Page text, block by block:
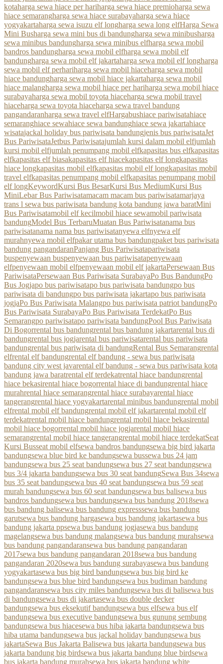
kotaharga sewa hiace per hariharga sewa hiace premioharga sewa
hiace semarangharga sewa hiace surabayaharga sewa hiace
yogyakartaharga sewa isuzu elf longharga sewa long elfHarga Sewa
Mini Busharga sewa mini bus di bandungharga sewa minibusharga
sewa minibus bandungharga sewa minibus elfharga sewa mobil
bandros bandungharga sewa mobil elfharga sewa mobil elf
bandungharga sewa mobil elf jakartaharga sewa mobil elf longharga
sewa mobil elf perhariharga sewa mobil hiaceharga sewa mobil
hiace bandungharga sewa mobil hiace jakartaharga sewa mobil
hiace malangharga sewa mobil hiace per hariharga sewa mobil hiace
surabayaharga sewa mobil toyota hiaceharga sewa mobil travel
hiaceharga sewa toyota hiaceharga sewa travel bandung
pangandaranharga sewa travel elfHargabushiace pariwisatahiace
semaranghiace sewahiace sewa bandunghiace sewa jakartahiace
wisatajackal holiday bus pariwisata bandungjenis bus pariwisataJet
Bus PariwisataJetbus Pariwisatajumlah kursi dalam mobil elfjumlah
kursi mobil elfjumlah penumpang mobil elfkapasitas bus elfkapasitas
elfkapasitas elf biasakapasitas elf hiacekapasitas elf longkapasitas
hiace longkapasitas mobil elfkapasitas mobil elf longkapasitas mobil
travel elfkapasitas penumpang mobil elfkapasitas penumpang mobil
elf longKeywordKursi Bus BesarKursi Bus MediumKursi Bus
MiniLebar Bus Pariwisatamacam macam bus pariwisatamarjaya
trans l sewa bus pariwisata bandung kota bandung jawa baratMini
Bus Pariwisatamobil elf kecilmobil hiace sewamobil pariwisata
bandungModel Bus TerbaruMuatan Bus Pariwisatanama bus
pariwisatanama nama bus pariwisatanyewa elfnyewa elf
murahnyewa mobil elfpakar utama bus bandungpaket bus pariwisata
bandung pangandaranPanjang Bus Pariwisatapariwisata
buspenyewaan buspenyewaan bus pariwisatapenyewaan
elfpenyewaan mobil elfpenyewaan mobil elf jakartaPersewaan Bus
PariwisataPersewaan Bus Pariwisata SurabayaPo Bus BandungPo
Bus Jogjapo bus pariwisatapo bus pariwisata bandungpo bus
pariwisata di bandungpo bus pariwisata jakartapo bus pariwisata
jogjaPo Bus Pariwisata Malangpo bus pariwisata patriot bandungPo
Bus Pariwisata SurabayaPo Bus Pariwisata TerdekatPo Bus
Semarangpo pariwisatapo pariwisata bandungPool Bus Pariwisata
Di Bogorrental bus bandungrental bus bandung jakartarental bus di
bandungrental bus jogjarental bus pariwisatarental bus pariwisata
bandungrental bus pariwisata di bandungRental Bus Semarangrental
elfrental elf bandungrental elf bandung - sewa bus pariwisata
bandung city west javarental elf bandung - sewa bus pariwisata kota
bandung jawa baratrental elf terdekatrental hiace bandungrental
hiace bekasirental hiace bogorrental hiace di bandungrental hiace
murahrental hiace semarangrental hiace surabayarental hiace
tangerangrental hiace yogyakartarental minibus bandungrental mobil
elfrental mobil elf bandungrental mobil elf jakartarental mobil elf
terdekatrental mobil hiace bandungrental mobil hiace bekasirental
mobil hiace bogorrental mobil hiace jogjarental mobil hiace
semarangrental mobil hiace tangerangrental mobil hiace terdekatSeat
Kursi Busseat mobil elfsewa bandros bandungsewa big bird jakarta
bandungsewa blue bird ke bandungsewa bussewa bus 24 jam
bandungsewa bus 25 seat bandungsewa bus 27 seat bandungsewa
bus 3/4 jakarta bandungsewa bus 30 seat bandungSewa Bus 34sewa
bus 35 seat bandungsewa bus 40 seat bandungsewa bus 59 seat
murah bandungsewa bus 60 seat bandungsewa bus balisewa bus
bandros bandungsewa bus bandungsewa bus bandung 2018sewa
bus bandung balisewa bus bandung expresssewa bus bandung
garutsewa bus bandung hargasewa bus bandung jakartasewa bus
bandung jakarta ppsewa bus bandung jogjasewa bus bandung
magelangsewa bus bandung malangsewa bus bandung murahsewa
bus bandung pangandaransewa bus bandung pangandaran
2017sewa bus bandung pangandaran 2018sewa bus bandung
pangandaran 2020sewa bus bandung surabayasewa bus bandung
yogyakartasewa bus big bird bandungsewa bus big bird ke
bandungsewa bus blue bird bandungsewa bus budiman bandung
pangandaransewa bus city miles bandungsewa bus di balisewa bus
di bandungsewa bus di jakartasewa bus double decker
bandungsewa bus eksekutif bandungsewa bus elfsewa bus elf
bandungsewa bus executive bandungsewa bus gunung sembung
bandungsewa bus hiacesewa bus hiba jakarta bandungsewa bus
hiba utama bandungsewa bus jackal holiday bandungsewa bus
jakartaSewa Bus Jakarta Balisewa bus jakarta bandungsewa bus
jakarta bandung big birdsewa bus jakarta bandung blue birdsewa
bus jakarta bandung murahsewa bus jakarta bandung white